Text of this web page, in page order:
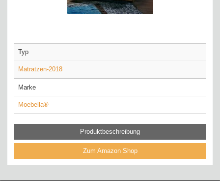
Typ
Matratzen-2018
Marke
Moebella®
Produktbeschreibung
Zum Amazon Shop